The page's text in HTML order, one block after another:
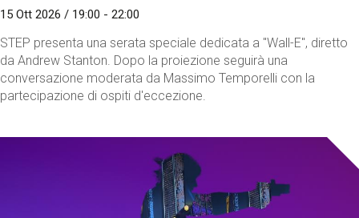
15 Ott 2026 / 19:00 - 22:00
STEP presenta una serata speciale dedicata a "Wall-E", diretto
da Andrew Stanton. Dopo la proiezione seguirà una
conversazione moderata da Massimo Temporelli con la
partecipazione di ospiti d'eccezione.